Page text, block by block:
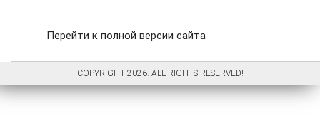
Перейти к полной версии сайта
COPYRIGHT 2026. ALL RIGHTS RESERVED!